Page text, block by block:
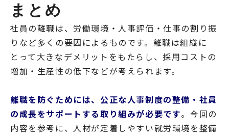
まとめ
社員の離職は、労働環境・人事評価・仕事の割り振
りなど多くの要因によるものです。離職は組織に
とって大きなデメリットをもたらし、採用コストの
増加・生産性の低下などが考えられます。
離職を防ぐためには、公正な人事制度の整備・社員
の成長をサポートする取り組みが必要です。今回の
内容を参考に、人材が定着しやすい就労環境を整備